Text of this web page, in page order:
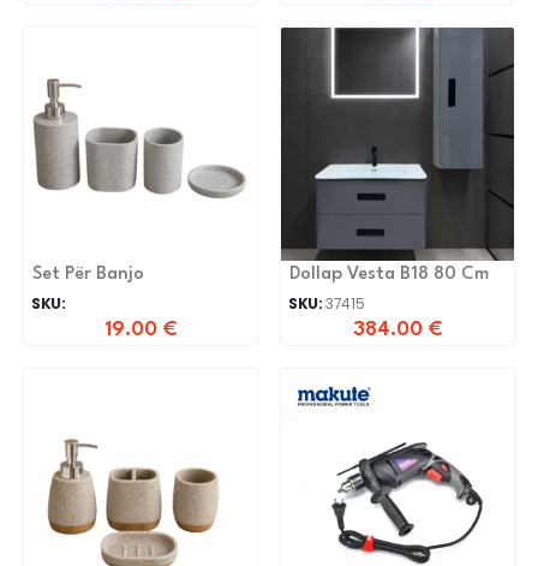
Set Për Banjo
SKU:
19.00 €
Dollap Vesta B18 80 Cm
SKU:37415
384.00 €